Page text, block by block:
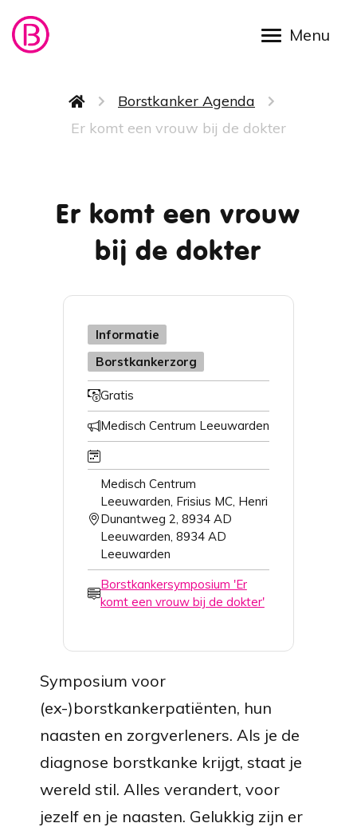
Overslaan en naar de inhoud gaan
Kruimelpad
Borstkanker Agenda
Er komt een vrouw bij de dokter
Er komt een vrouw
bij de dokter
Categorie
Informatie
Thema's
Borstkankerzorg
Betaald
Gratis
Organisator
Medisch Centrum Leeuwarden
Wanneer
Waar
Medisch Centrum
Leeuwarden, Frisius MC, Henri
Dunantweg 2, 8934 AD
Leeuwarden, 8934 AD
Leeuwarden
Online
Borstkankersymposium 'Er
komt een vrouw bij de dokter'
Symposium voor
(ex-)borstkankerpatiënten, hun
naasten en zorgverleners. Als je de
diagnose borstkanke krijgt, staat je
wereld stil. Alles verandert, voor
jezelf en je naasten. Gelukkig zijn er